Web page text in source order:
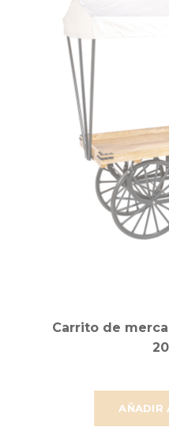
AÑADIR
Carrito de